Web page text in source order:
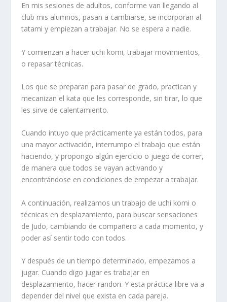
En mis sesiones de adultos, conforme van llegando al
club mis alumnos, pasan a cambiarse, se incorporan al
tatami y empiezan a trabajar. No se espera a nadie.
Y comienzan a hacer uchi komi, trabajar movimientos,
o repasar técnicas.
Los que se preparan para pasar de grado, practican y
mecanizan el kata que les corresponde, sin tirar, lo que
les sirve de calentamiento.
Cuando intuyo que prácticamente ya están todos, para
una mayor activación, interrumpo el trabajo que están
haciendo, y propongo algún ejercicio o juego de correr,
de manera que todos se vayan activando y
encontrándose en condiciones de empezar a trabajar.
A continuación, realizamos un trabajo de uchi komi o
técnicas en desplazamiento, para buscar sensaciones
de Judo, cambiando de compañero a cada momento, y
poder así sentir todo con todos.
Y después de un tiempo determinado, empezamos a
jugar. Cuando digo jugar es trabajar en
desplazamiento, hacer randori. Y esta práctica libre va a
depender del nivel que exista en cada pareja.